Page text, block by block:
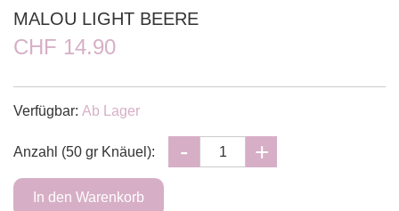
MALOU LIGHT BEERE
CHF 14.90
Verfügbar: Ab Lager
Anzahl (50 gr Knäuel):